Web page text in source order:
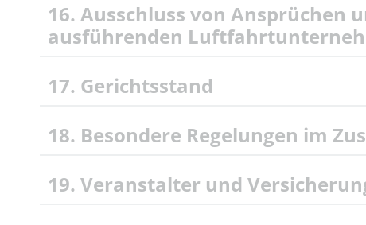
16. Ausschluss von
ausführenden
17. Gerichtsstand
18. Besondere Regelungen im
19. Veranstalter und